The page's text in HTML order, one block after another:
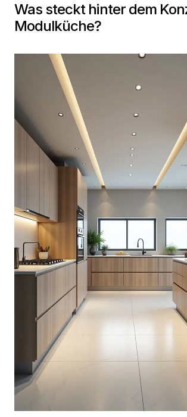
Was steckt hinter dem
Modulküche?